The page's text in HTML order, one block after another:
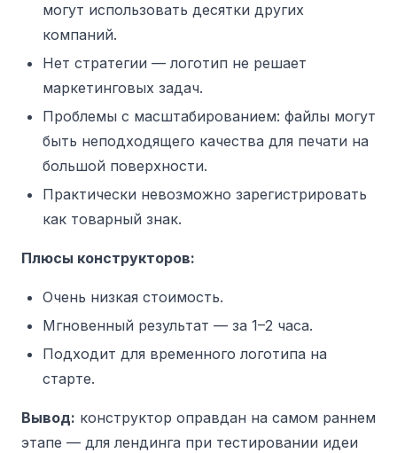
могут использовать десятки других
компаний.
Нет стратегии — логотип не решает
маркетинговых задач.
Проблемы с масштабированием: файлы могут
быть неподходящего качества для печати на
большой поверхности.
Практически невозможно зарегистрировать
как товарный знак.
Плюсы конструкторов:
Очень низкая стоимость.
Мгновенный результат — за 1–2 часа.
Подходит для временного логотипа на
старте.
Вывод: конструктор оправдан на самом раннем
этапе — для лендинга при тестировании идеи